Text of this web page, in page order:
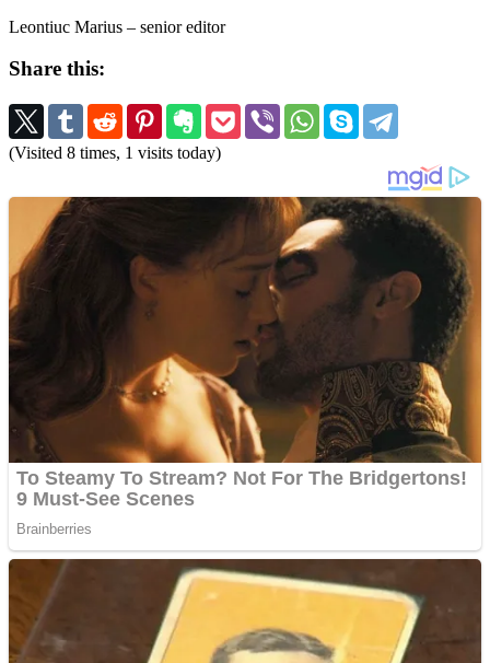
Leontiuc Marius – senior editor
Share this:
(Visited 8 times, 1 visits today)